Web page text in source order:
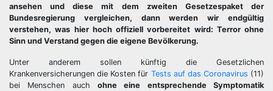
ansehen und diese mit dem zweiten Gesetzespaket der
Bundesregierung vergleichen, dann werden wir endgültig
verstehen, was hier hoch offiziell vorbereitet wird: Terror ohne
Sinn und Verstand gegen die eigene Bevölkerung.
Unter anderem sollen künftig die Gesetzlichen
Krankenversicherungen die Kosten für Tests auf das Coronavirus (11)
bei Menschen auch ohne eine entsprechende Symptomatik